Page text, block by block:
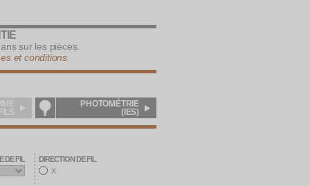
sur les pièces.
et conditions.
PHOTOMÉTRIE
(IES)
DE FIL
DIRECTION DE FIL
X